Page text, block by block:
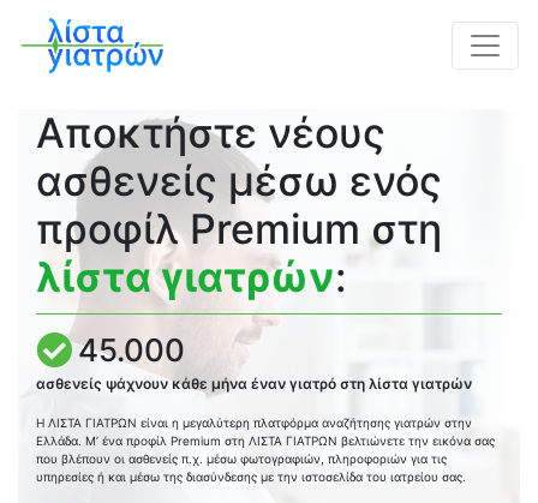
Αποκτήστε νέους
ασθενείς μέσω ενός
προφίλ Premium στη
λίστα γιατρών:
45.000
ασθενείς ψάχνουν κάθε μήνα έναν γιατρό στη λίστα γιατρών
Η ΛΙΣΤΑ ΓΙΑΤΡΩΝ είναι η μεγαλύτερη πλατφόρμα αναζήτησης γιατρών στην
Ελλάδα. Μ’ ένα προφίλ Premium στη ΛΙΣΤΑ ΓΙΑΤΡΩΝ βελτιώνετε την εικόνα σας
που βλέπουν οι ασθενείς π.χ. μέσω φωτογραφιών, πληροφοριών για τις
υπηρεσίες ή και μέσω της διασύνδεσης με την ιστοσελίδα του ιατρείου σας.